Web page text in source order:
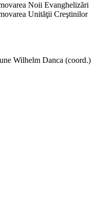
Noii Evanghelizări
Unităţii Creştinilor
Wilhelm Danca (coord.)